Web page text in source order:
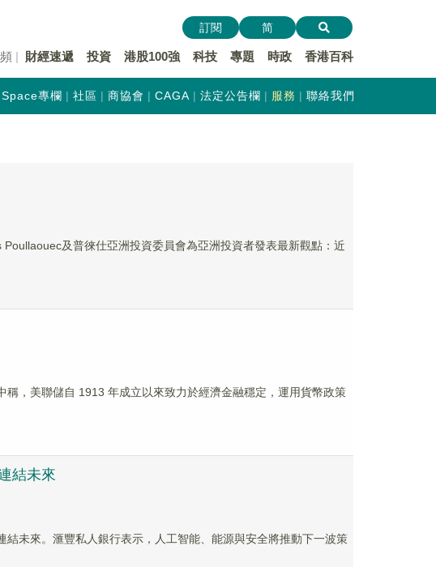
財經速遞 投資 港股100強 科技 專題 時政 香港百科
訂閱 简
專欄 社區 商協會 CAGA 法定公告欄 服務 聯絡我們
及普徠仕亞洲投資委員會為亞洲投資者發表最新觀點：近
，美聯儲自 1913 年成立以來致力於經濟金融穩定，運用貨幣政策
結未來
未來。滙豐私人銀行表示，人工智能、能源與安全將推動下一波策